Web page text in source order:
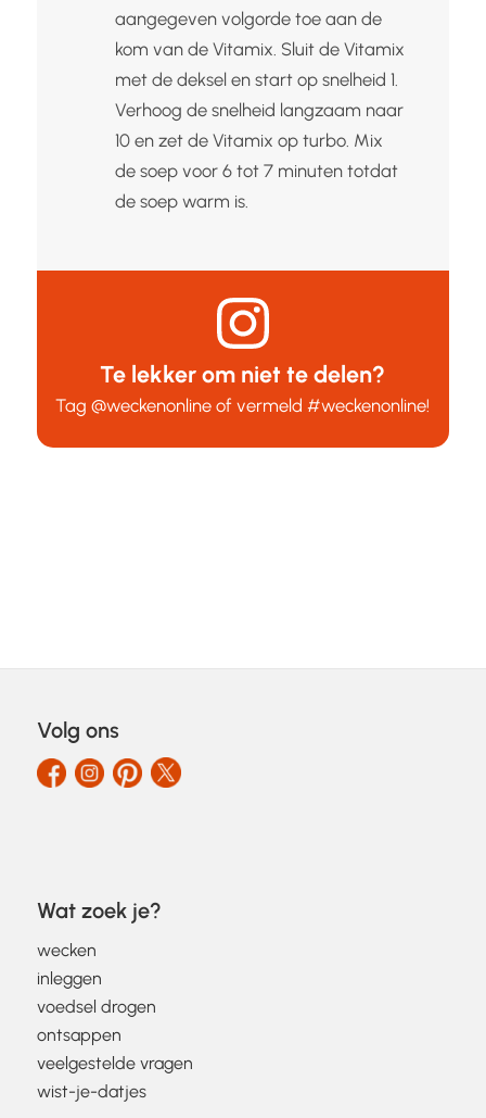
aangegeven volgorde toe aan de
kom van de Vitamix. Sluit de Vitamix
met de deksel en start op snelheid 1.
Verhoog de snelheid langzaam naar
10 en zet de Vitamix op turbo. Mix
de soep voor 6 tot 7 minuten totdat
de soep warm is.
Te lekker om niet te delen?
Tag@weckenonline of vermeld#weckenonline!
Volg ons
Wat zoek je?
wecken
inleggen
voedsel drogen
ontsappen
veelgestelde vragen
wist-je-datjes